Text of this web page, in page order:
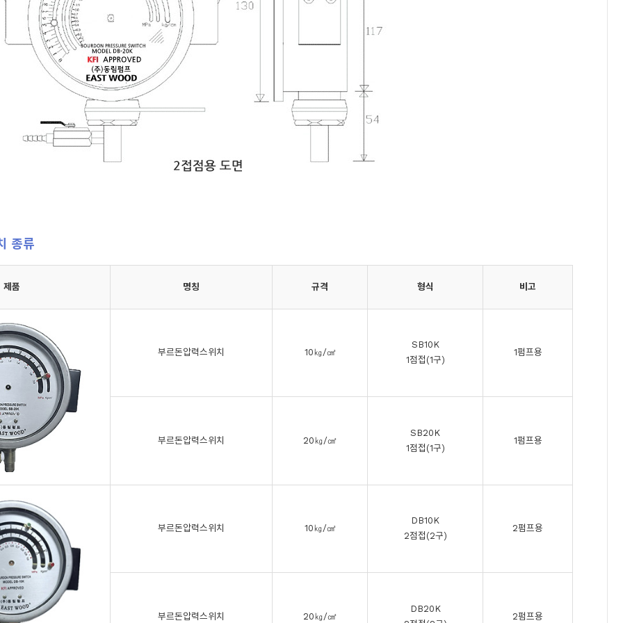
종류
제품 명칭 규격 형식 비고
부르돈압력스위치 10㎏/㎠
SB10K
1점접(1구)
1펌프용
부르돈압력스위치 20㎏/㎠
SB20K
1점접(1구)
1펌프용
부르돈압력스위치 10㎏/㎠
DB10K
2점접(2구)
2펌프용
부르돈압력스위치 20㎏/㎠
DB20K
2펌프용